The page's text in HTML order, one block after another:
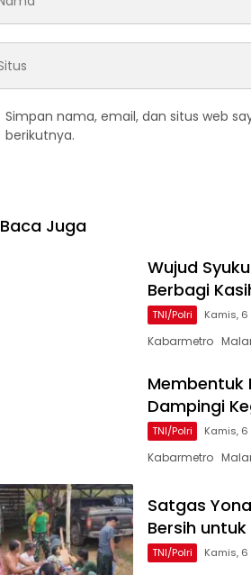
Simpan nama, email, dan situs web
berikutnya.
Baca Juga
Wujud
Berbagi
TNI/Polri Kamis,
Kabarmetro
Membentuk
Dampingi
TNI/Polri Kamis,
Kabarmetro
Satgas
Bersih
TNI/Polri Kamis,